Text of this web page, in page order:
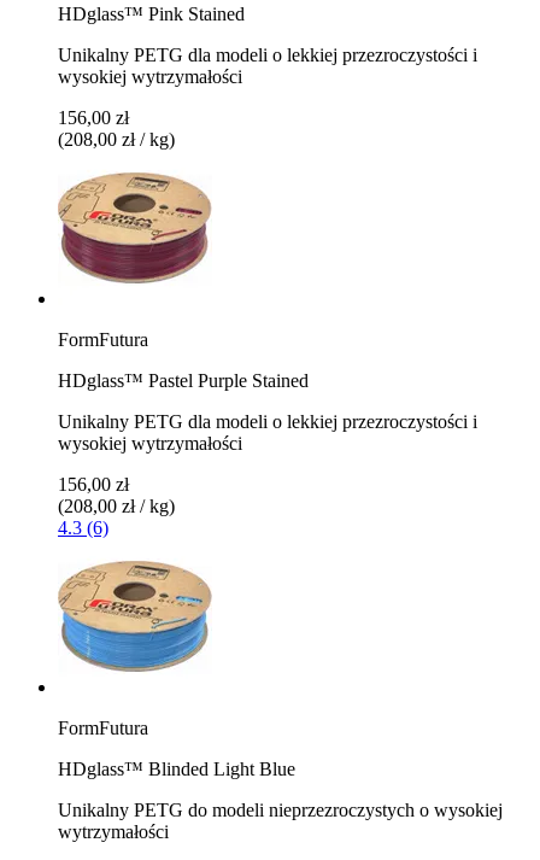
HDglass™ Pink Stained
Unikalny PETG dla modeli o lekkiej przezroczystości i
wysokiej wytrzymałości
156,00 zł
(208,00 zł / kg)
FormFutura
HDglass™ Pastel Purple Stained
Unikalny PETG dla modeli o lekkiej przezroczystości i
wysokiej wytrzymałości
156,00 zł
(208,00 zł / kg)
4.3 (6)
FormFutura
HDglass™ Blinded Light Blue
Unikalny PETG do modeli nieprzezroczystych o wysokiej
wytrzymałości